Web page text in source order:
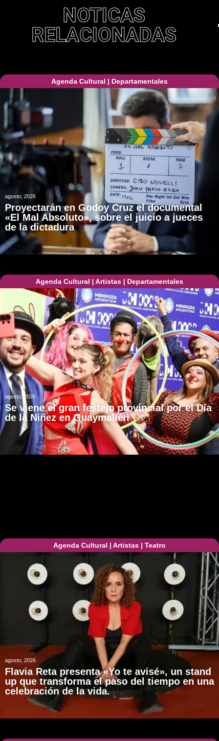
NOTICAS
RELACIONADAS
Agenda Cultural | Departamentales
agosto, 2026
Proyectarán en Godoy Cruz el documental
«El Mal Absoluto», sobre el juicio a jueces
de la dictadura
Agenda Cultural | Artistas | Departamentales
agosto, 2026
Se viene el gran festejo provincial por el Día
de la Niñez en Guaymallén
Agenda Cultural | Artistas | Teatro
agosto, 2026
Flavia Reta presenta «Yo te avisé», un stand
up que transforma el paso del tiempo en una
celebración de la vida.